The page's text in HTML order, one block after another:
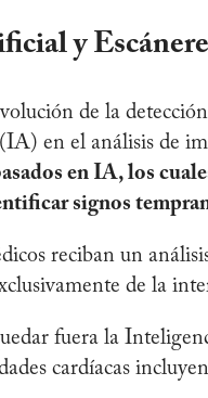
y
de la
en el análisis de
en IA, los
signos
reciban un
de la
fuera la
cardíacas